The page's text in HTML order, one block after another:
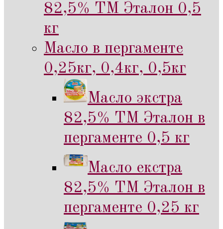
82,5% ТМ Эталон 0,5
кг
Масло в пергаменте
0,25кг, 0,4кг, 0,5кг
Масло экстра
82,5% ТМ Эталон в
пергаменте 0,5 кг
Масло екстра
82,5% ТМ Эталон в
пергаменте 0,25 кг